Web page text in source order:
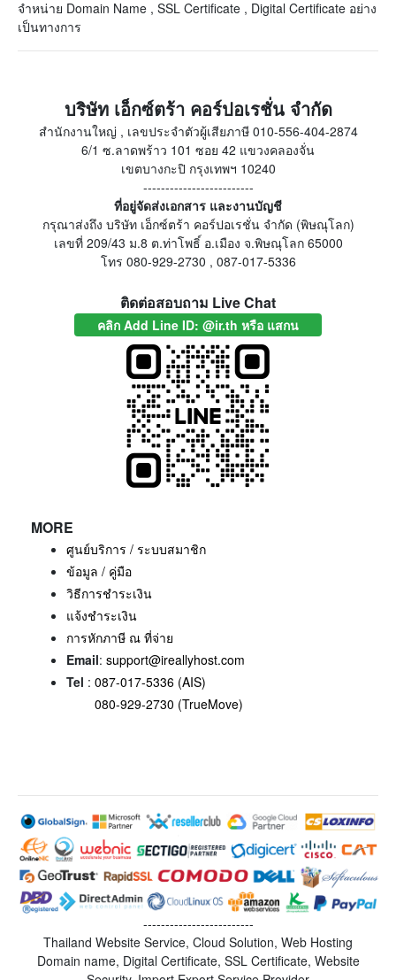
จำหน่าย Domain Name , SSL Certificate , Digital Certificate อย่าง
เป็นทางการ
บริษัท เอ็กซ์ตร้า คอร์ปอเรชั่น จำกัด
สำนักงานใหญ่ , เลขประจำตัวผู้เสียภาษี 010-556-404-2874
6/1 ซ.ลาดพร้าว 101 ซอย 42 แขวงคลองจั่น
เขตบางกะปิ กรุงเทพฯ 10240
-------------------------
ที่อยู่จัดส่งเอกสาร และงานบัญชี
กรุณาส่งถึง บริษัท เอ็กซ์ตร้า คอร์ปอเรชั่น จำกัด (พิษณุโลก)
เลขที่ 209/43 ม.8 ต.ท่าโพธิ์ อ.เมือง จ.พิษณุโลก 65000
โทร 080-929-2730 , 087-017-5336
ติดต่อสอบถาม Live Chat
คลิก Add Line ID: @ir.th หรือ แสกน
MORE
ศูนย์บริการ / ระบบสมาชิก
ข้อมูล / คู่มือ
วิธีการชำระเงิน
แจ้งชำระเงิน
การหักภาษี ณ ที่จ่าย
Email: support@ireallyhost.com
Tel : 087-017-5336 (AIS)
080-929-2730 (TrueMove)
-------------------------
Thailand Website Service, Cloud Solution, Web Hosting
Domain name, Digital Certificate, SSL Certificate, Website